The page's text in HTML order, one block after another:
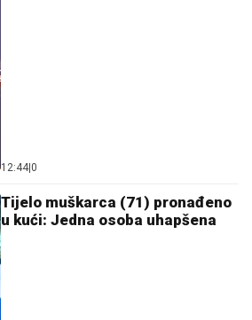
12:44 0
Tijelo muškarca (71) pronađeno
u kući: Jedna osoba uhapšena